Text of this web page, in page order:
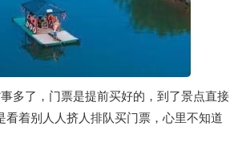
多了，门票是提前买好的，到了景点直接
着别人人挤人排队买门票，心里不知道